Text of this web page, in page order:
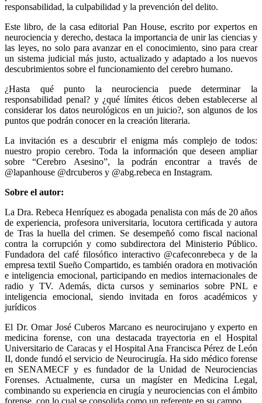
responsabilidad, la culpabilidad y la prevención del delito.
Este libro, de la casa editorial Pan House, escrito por expertos en
neurociencia y derecho, destaca la importancia de unir las ciencias y
las leyes, no solo para avanzar en el conocimiento, sino para crear
un sistema judicial más justo, actualizado y adaptado a los nuevos
descubrimientos sobre el funcionamiento del cerebro humano.
¿Hasta qué punto la neurociencia puede determinar la
responsabilidad penal? y ¿qué límites éticos deben establecerse al
considerar los datos neurológicos en un juicio?, son algunos de los
puntos que podrán conocer en la creación literaria.
La invitación es a descubrir el enigma más complejo de todos:
nuestro propio cerebro. Toda la información que deseen ampliar
sobre “Cerebro Asesino”, la podrán encontrar a través de
@lapanhouse @drcuberos y @abg.rebeca en Instagram.
Sobre el autor:
La Dra. Rebeca Henríquez es abogada penalista con más de 20 años
de experiencia, profesora universitaria, locutora certificada y autora
de Tras la huella del crimen. Se desempeñó como fiscal nacional
contra la corrupción y como subdirectora del Ministerio Público.
Fundadora del café filosófico interactivo @cafeconrebeca y de la
empresa textil Sueño Compartido, es también oradora en motivación
e inteligencia emocional, participando en medios internacionales de
radio y TV. Además, dicta cursos y seminarios sobre PNL e
inteligencia emocional, siendo invitada en foros académicos y
jurídicos
El Dr. Omar José Cuberos Marcano es neurocirujano y experto en
medicina forense, con una destacada trayectoria en el Hospital
Universitario de Caracas y el Hospital Ana Francisca Pérez de León
II, donde fundó el servicio de Neurocirugía. Ha sido médico forense
en SENAMECF y es fundador de la Unidad de Neurociencias
Forenses. Actualmente, cursa un magíster en Medicina Legal,
combinando su experiencia en cirugía y neurociencias con el ámbito
forense, con lo cual se consolida como un referente en su campo.